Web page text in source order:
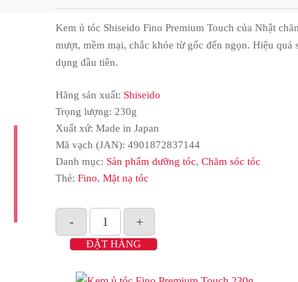
Kem ủ tóc Shiseido Fino Premium Touch của Nhật
mượt, mềm mại, chắc khỏe từ gốc đến ngọn. Hiệu quả
dụng đầu tiên.
Hãng sản xuất: Shiseido
Trọng lượng: 230g
Xuất xứ: Made in Japan
Mã vạch (JAN): 4901872837144
Danh mục: Sản phẩm dưỡng tóc, Chăm sóc tóc
Thẻ: Fino, Mặt nạ tóc
ĐẶT HÀNG